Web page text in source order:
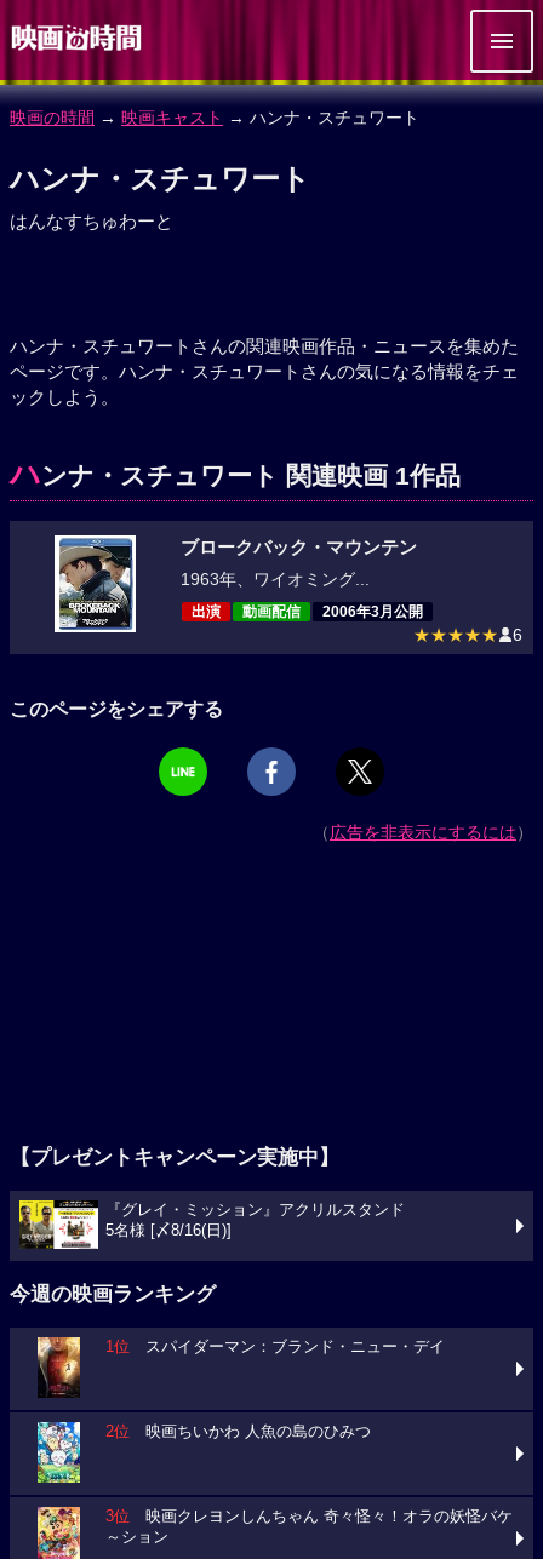
映画の時間 → 映画キャスト → ハンナ・スチュワート
ハンナ・スチュワート
はんなすちゅわーと
ハンナ・スチュワートさんの関連映画作品・ニュースを集めた
ページです。ハンナ・スチュワートさんの気になる情報をチェ
ックしよう。
ハンナ・スチュワート 関連映画 1作品
ブロークバック・マウンテン
1963年、ワイオミング...
出演 動画配信 2006年3月公開
★★★★★ 6
このページをシェアする
（広告を非表示にするには）
【プレゼントキャンペーン実施中】
『グレイ・ミッション』アクリルスタンド
5名様 [〆8/16(日)]
今週の映画ランキング
1位 スパイダーマン：ブランド・ニュー・デイ
2位 映画ちいかわ 人魚の島のひみつ
3位 映画クレヨンしんちゃん 奇々怪々！オラの妖怪バケ
～ション